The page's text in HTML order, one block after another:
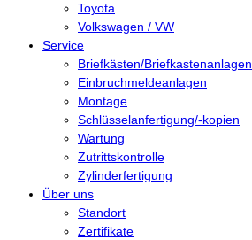
Toyota
Volkswagen / VW
Service
Briefkästen/Briefkastenanlagen
Einbruchmeldeanlagen
Montage
Schlüsselanfertigung/-kopien
Wartung
Zutrittskontrolle
Zylinderfertigung
Über uns
Standort
Zertifikate